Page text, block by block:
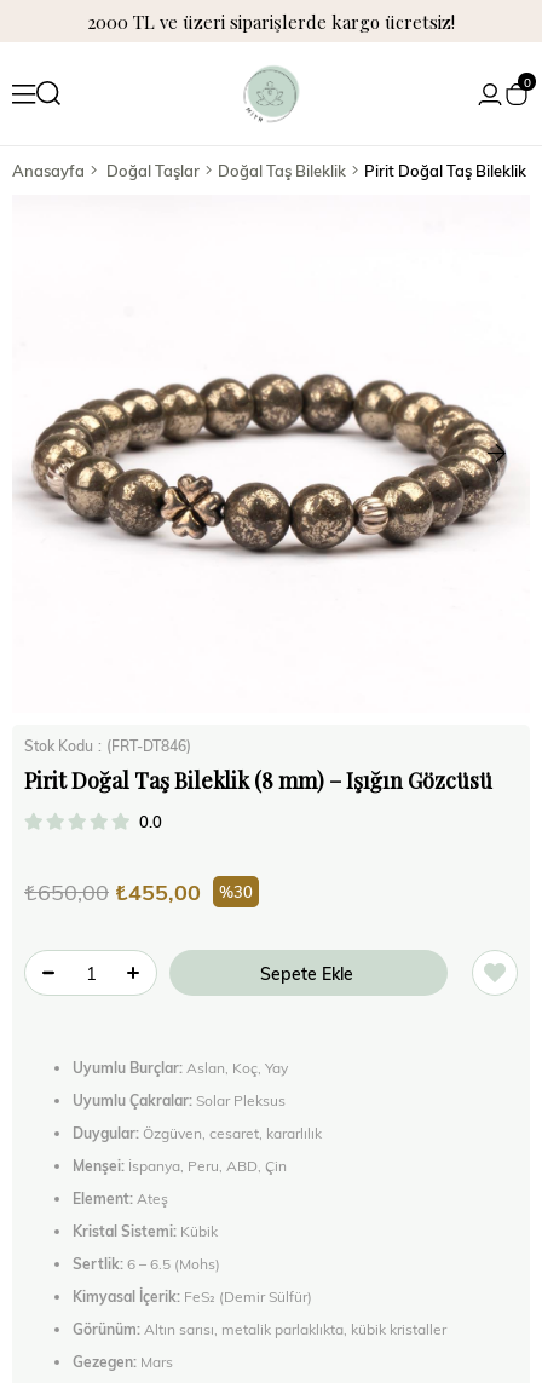
2000 TL ve üzeri siparişlerde kargo ücretsiz!
0
Anasayfa Doğal Taşlar Doğal Taş Bileklik Pirit Doğal Taş Bileklik
Stok Kodu (FRT-DT846)
Pirit Doğal Taş Bileklik (8 mm) – Işığın Gözcüsü
0.0
₺650,00 ₺455,00 30
Uyumlu Burçlar: Aslan, Koç, Yay
Uyumlu Çakralar: Solar Pleksus
Duygular: Özgüven, cesaret, kararlılık
Menşei: İspanya, Peru, ABD, Çin
Element: Ateş
Kristal Sistemi: Kübik
Sertlik:6 – 6.5 (Mohs)
Kimyasal İçerik: FeS₂ (Demir Sülfür)
Görünüm: Altın sarısı, metalik parlaklıkta, kübik kristaller
Gezegen: Mars